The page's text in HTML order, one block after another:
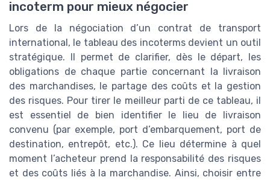
incoterm pour mieux négocier
Lors de la négociation d’un contrat de transport
international, le tableau des incoterms devient un outil
stratégique. Il permet de clarifier, dès le départ, les
obligations de chaque partie concernant la livraison
des marchandises, le partage des coûts et la gestion
des risques. Pour tirer le meilleur parti de ce tableau, il
est essentiel de bien identifier le lieu de livraison
convenu (par exemple, port d’embarquement, port de
destination, entrepôt, etc.). Ce lieu détermine à quel
moment l’acheteur prend la responsabilité des risques
et des coûts liés à la marchandise. Ainsi, choisir entre